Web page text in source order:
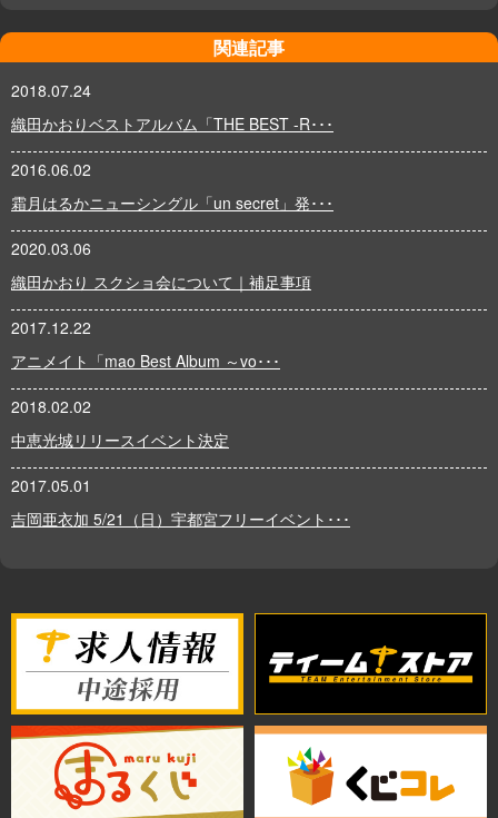
関連記事
2018.07.24
織田かおりベストアルバム「THE BEST -R･･･
2016.06.02
霜月はるかニューシングル「un secret」発･･･
2020.03.06
織田かおり スクショ会について｜補足事項
2017.12.22
アニメイト「mao Best Album ～vo･･･
2018.02.02
中恵光城リリースイベント決定
2017.05.01
吉岡亜衣加 5/21（日）宇都宮フリーイベント･･･